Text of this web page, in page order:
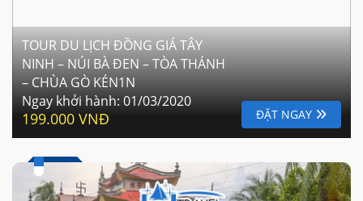
TOUR DU LỊCH ĐỒNG GIÁ TÂY
NINH – NÚI BÀ ĐEN – TÒA THÁNH
– CHÙA GÒ KÉN1N
Ngay khởi hành: 01/03/2020
199.000 VNĐ ĐẶT NGAY